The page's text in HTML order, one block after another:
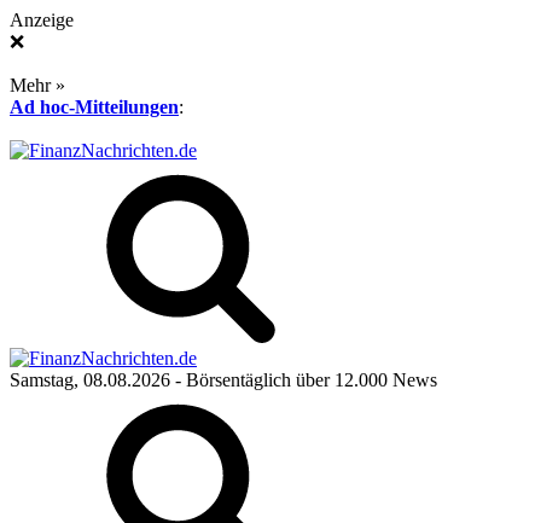
Anzeige
❌
Mehr »
Ad hoc-Mitteilungen:
Samstag, 08.08.2026 - Börsentäglich über 12.000 News